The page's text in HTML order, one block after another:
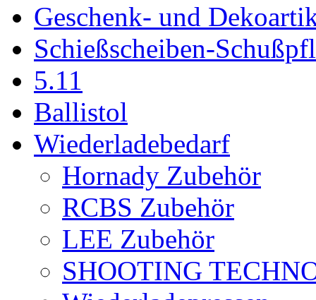
Geschenk- und
Schießscheiben-
5.11
Ballistol
Wiederladebedarf
Hornady Zubehör
RCBS Zubehör
LEE Zubehör
SHOOTING